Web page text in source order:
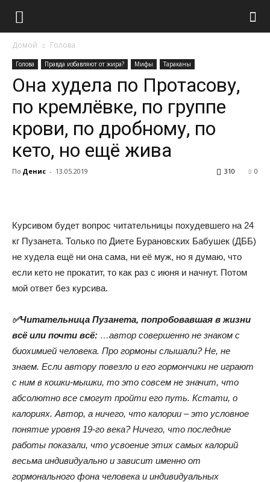
Домой Голова
Голова Правда избавляют от жира? Мифы Тараканы
Она худела по Протасову,
по кремлёвке, по группе
крови, по дробному, по
кето, но ещё жива
По Денис - 13.05.2019 0
310
Курсивом будет вопрос читательницы похудевшего на 24
кг Пузанета. Только по Диете Бурановских Бабушек (ДББ)
не худела ещё ни она сама, ни её муж, но я думаю, что
если кето не прокатит, то как раз с июня и начнут. Потом
мой ответ без курсива.
✅Читательница Пузанета, попробовавшая в жизни
всё или почти всё: …автор совершенно не знаком с
биохимией человека. Про гормоны слышали? Не, не
знаем. Если автору повезло и его гормончики не играют
с ним в кошки-мышки, то это совсем не значит, что
абсолютно все смогут пройти его путь. Кстати, о
калориях. Автор, а ничего, что калории – это условное
понятие уровня 19-го века? Ничего, что последние
работы показали, что усвоение этих самых калорий
весьма индивидуально и зависит именно от
гормонального фона человека и индивидуальных